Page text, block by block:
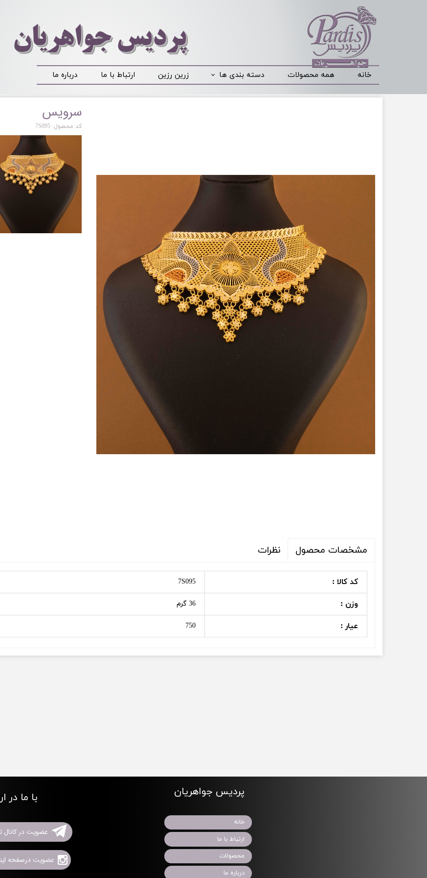
خانه همه محصولات دسته بندی ها زرین رزین ارتباط با ما درباره ما
​​​​پردیس جواهریان
سرویس
کد محصول: 7S095
مشخصات محصول نظرات
کد کالا : 7S095
وزن : 36 گرم
عیار : 750
پردیس جواهریان
خانه
ارتباط با ما
محصولات
درباره ما
با ما در
عضویت در کانال
عضویت درصفحه